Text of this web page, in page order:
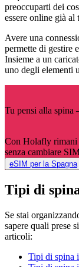
preoccuparti dei
essere online già al
Avere una
permette di gestire
Insieme a un
uno degli elementi
Tu pensi alla spina
Con Holafly rimani
senza cambiare
eSIM per la Spagna
Tipi di
Se stai
sapere quali prese
articoli:
Tipi di spina